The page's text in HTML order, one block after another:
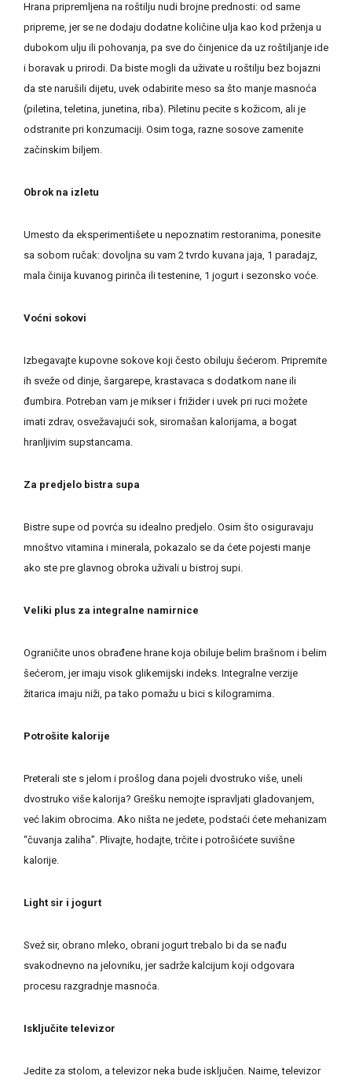
Hrana pripremljena na roštilju nudi brojne prednosti: od same
pripreme, jer se ne dodaju dodatne količine ulja kao kod prženja u
dubokom ulju ili pohovanja, pa sve do činjenice da uz roštiljanje ide
i boravak u prirodi. Da biste mogli da uživate u roštilju bez bojazni
da ste narušili dijetu, uvek odabirite meso sa što manje masnoća
(piletina, teletina, junetina, riba). Piletinu pecite s kožicom, ali je
odstranite pri konzumaciji. Osim toga, razne sosove zamenite
začinskim biljem.
Obrok na izletu
Umesto da eksperimentišete u nepoznatim restoranima, ponesite
sa sobom ručak: dovoljna su vam 2 tvrdo kuvana jaja, 1 paradajz,
mala činija kuvanog pirinča ili testenine, 1 jogurt i sezonsko voće.
Voćni sokovi
Izbegavajte kupovne sokove koji često obiluju šećerom. Pripremite
ih sveže od dinje, šargarepe, krastavaca s dodatkom nane ili
đumbira. Potreban vam je mikser i frižider i uvek pri ruci možete
imati zdrav, osvežavajući sok, siromašan kalorijama, a bogat
hranljivim supstancama.
Za predjelo bistra supa
Bistre supe od povrća su idealno predjelo. Osim što osiguravaju
mnoštvo vitamina i minerala, pokazalo se da ćete pojesti manje
ako ste pre glavnog obroka uživali u bistroj supi.
Veliki plus za integralne namirnice
Ograničite unos obrađene hrane koja obiluje belim brašnom i belim
šećerom, jer imaju visok glikemijski indeks. Integralne verzije
žitarica imaju niži, pa tako pomažu u bici s kilogramima.
Potrošite kalorije
Preterali ste s jelom i prošlog dana pojeli dvostruko više, uneli
dvostruko više kalorija? Grešku nemojte ispravljati gladovanjem,
već lakim obrocima. Ako ništa ne jedete, podstaći ćete mehanizam
“čuvanja zaliha”. Plivajte, hodajte, trčite i potrošićete suvišne
kalorije.
Light sir i jogurt
Svež sir, obrano mleko, obrani jogurt trebalo bi da se nađu
svakodnevno na jelovniku, jer sadrže kalcijum koji odgovara
procesu razgradnje masnoća.
Isključite televizor
Jedite za stolom, a televizor neka bude isključen. Naime, televizor